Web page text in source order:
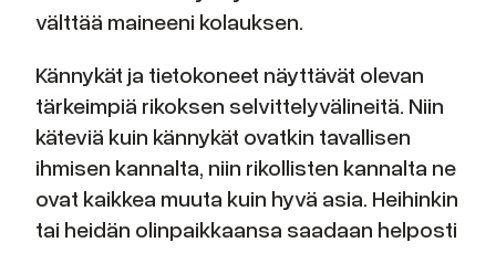
välttää maineeni kolauksen.
Kännykät ja tietokoneet näyttävät olevan
tärkeimpiä rikoksen selvittelyvälineitä. Niin
käteviä kuin kännykät ovatkin tavallisen
ihmisen kannalta, niin rikollisten kannalta ne
ovat kaikkea muuta kuin hyvä asia. Heihinkin
tai heidän olinpaikkaansa saadaan helposti